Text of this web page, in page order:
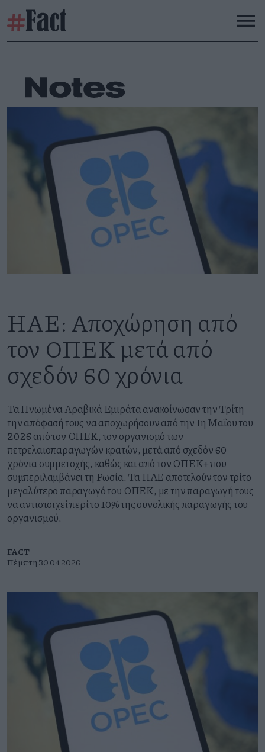
ΗΑΕ: Αποχώρηση από
τον ΟΠΕΚ μετά από
σχεδόν 60 χρόνια
Τα Ηνωμένα Αραβικά Εμιράτα ανακοίνωσαν την Τρίτη
την απόφασή τους να αποχωρήσουν από την 1η Μαΐου του
2026 από τον ΟΠΕΚ, τον οργανισμό των
πετρελαιοπαραγωγών κρατών, μετά από σχεδόν 60
χρόνια συμμετοχής, καθώς και από τον ΟΠΕΚ+ που
συμπεριλαμβάνει τη Ρωσία. Τα ΗΑΕ αποτελούν τον τρίτο
μεγαλύτερο παραγωγό του ΟΠΕΚ, με την παραγωγή τους
να αντιστοιχεί περί το 10% της συνολικής παραγωγής του
οργανισμού.
FACT
Πέμπτη 30 04 2026